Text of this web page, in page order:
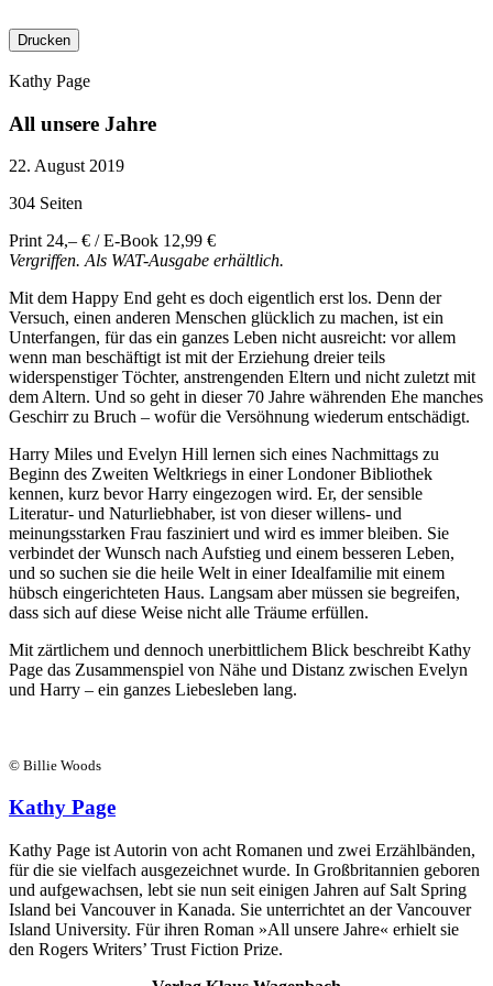
Drucken
Kathy Page
All unsere Jahre
22. August 2019
304 Seiten
Print 24,– € / E-Book 12,99 €
Vergriffen. Als WAT-Ausgabe erhältlich.
Mit dem Happy End geht es doch eigentlich erst los. Denn der
Versuch, einen anderen Menschen glücklich zu machen, ist ein
Unterfangen, für das ein ganzes Leben nicht ausreicht: vor allem
wenn man beschäftigt ist mit der Erziehung dreier teils
widerspenstiger Töchter, anstrengenden Eltern und nicht zuletzt mit
dem Altern. Und so geht in dieser 70 Jahre währenden Ehe manches
Geschirr zu Bruch – wofür die Versöhnung wiederum entschädigt.
Harry Miles und Evelyn Hill lernen sich eines Nachmittags zu
Beginn des Zweiten Weltkriegs in einer Londoner Bibliothek
kennen, kurz bevor Harry eingezogen wird. Er, der sensible
Literatur- und Naturliebhaber, ist von dieser willens- und
meinungsstarken Frau fasziniert und wird es immer bleiben. Sie
verbindet der Wunsch nach Aufstieg und einem besseren Leben,
und so suchen sie die heile Welt in einer Idealfamilie mit einem
hübsch eingerichteten Haus. Langsam aber müssen sie begreifen,
dass sich auf diese Weise nicht alle Träume erfüllen.
Mit zärtlichem und dennoch unerbittlichem Blick beschreibt Kathy
Page das Zusammenspiel von Nähe und Distanz zwischen Evelyn
und Harry – ein ganzes Liebesleben lang.
© Billie Woods
Kathy Page
Kathy Page ist Autorin von acht Romanen und zwei Erzählbänden,
für die sie vielfach ausgezeichnet wurde. In Großbritannien geboren
und aufgewachsen, lebt sie nun seit einigen Jahren auf Salt Spring
Island bei Vancouver in Kanada. Sie unterrichtet an der Vancouver
Island University. Für ihren Roman »All unsere Jahre« erhielt sie
den Rogers Writers’ Trust Fiction Prize.